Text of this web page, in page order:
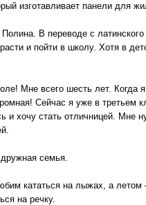
изготавливает панели для
В переводе с
и пойти в школу. Хотя в
Мне всего шесть лет. Когда
Сейчас я уже в третьем
и хочу стать отличницей. Мне
семья.
кататься на лыжах, а летом
на речку.